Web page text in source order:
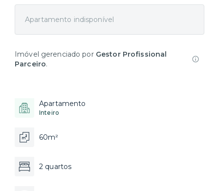
Apartamento indisponível
Imóvel gerenciado por Gestor Profissional
Parceiro.
Apartamento
Inteiro
60m²
2 quartos